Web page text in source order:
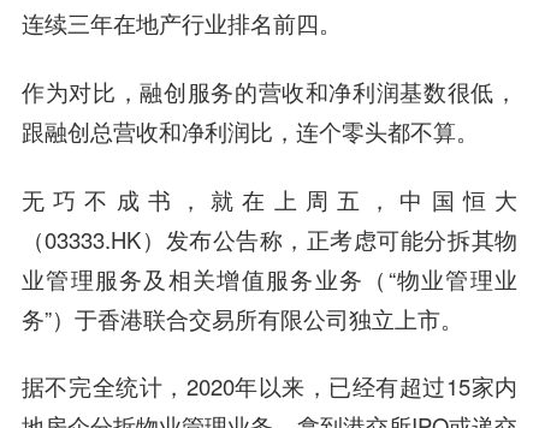
连续三年在地产行业排名前四。
作为对比，融创服务的营收和净利润基数很低，
跟融创总营收和净利润比，连个零头都不算。
无巧不成书，就在上周五，中国恒大
（03333.HK）发布公告称，正考虑可能分拆其物
业管理服务及相关增值服务业务（“物业管理业
务”）于香港联合交易所有限公司独立上市。
据不完全统计，2020年以来，已经有超过15家内